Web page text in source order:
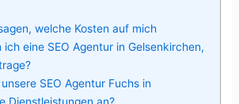
welche Kosten auf mich
eine SEO Agentur in Gelsenkirchen,
SEO Agentur Fuchs in